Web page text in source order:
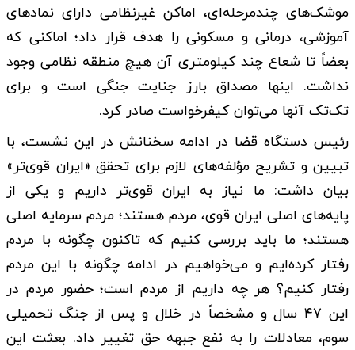
موشک‌های چندمرحله‌ای، اماکن غیرنظامی دارای نمادهای
آموزشی، درمانی و مسکونی را هدف قرار داد؛ اماکنی که
بعضاً تا شعاع چند کیلومتری آن هیچ منطقه نظامی وجود
نداشت. اینها مصداق بارز جنایت جنگی است و برای
تک‌تک آنها می‌توان کیفرخواست صادر کرد.
رئیس دستگاه قضا در ادامه سخنانش در این نشست، با
تبیین و تشریح مؤلفه‌های لازم برای تحقق «ایران قوی‌تر»
بیان داشت: ما نیاز به ایران قوی‌تر داریم و یکی از
پایه‌های اصلی ایران قوی، مردم هستند؛ مردم سرمایه اصلی
هستند؛ ما باید بررسی کنیم که تاکنون چگونه با مردم
رفتار کرده‌ایم و می‌خواهیم در ادامه چگونه با این مردم
رفتار کنیم؟ هر چه داریم از مردم است؛ حضور مردم در
این ۴۷ سال و مشخصاً در خلال و پس از جنگ تحمیلی
سوم، معادلات را به نفع جبهه حق تغییر داد. بعثت این